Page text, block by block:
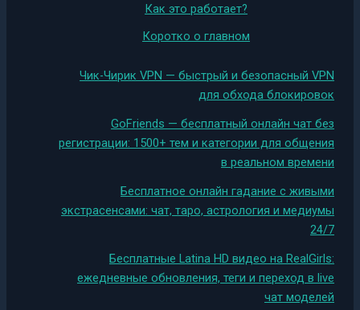
Как это работает?
Коротко о главном
Чик-Чирик VPN — быстрый и безопасный VPN
для обхода блокировок
GoFriends — бесплатный онлайн чат без
регистрации: 1500+ тем и категории для общения
в реальном времени
Бесплатное онлайн гадание с живыми
экстрасенсами: чат, таро, астрология и медиумы
24/7
Бесплатные Latina HD видео на RealGirls:
ежедневные обновления, теги и переход в live
чат моделей